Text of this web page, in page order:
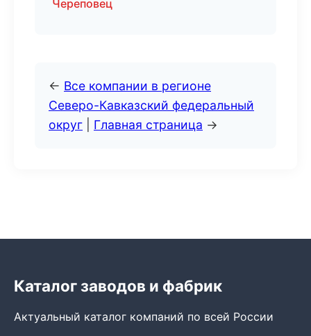
Череповец
← Все компании в регионе
Северо-Кавказский федеральный
округ
Главная страница →
Каталог заводов и фабрик
Актуальный каталог компаний по всей России